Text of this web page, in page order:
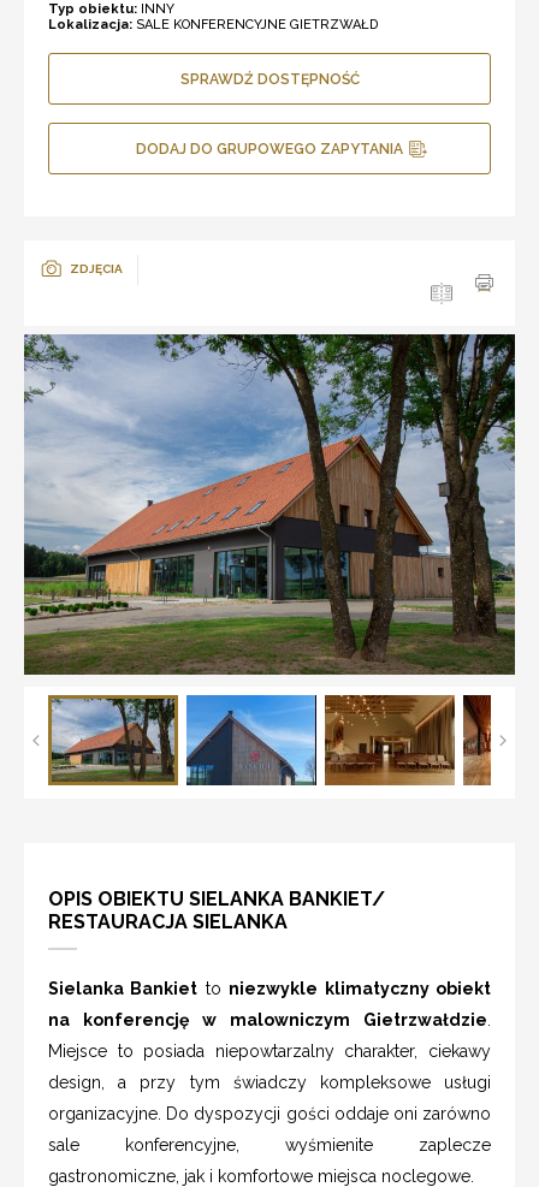
Typ obiektu: INNY
Lokalizacja: SALE KONFERENCYJNE GIETRZWAŁD
SPRAWDŹ DOSTĘPNOŚĆ
DODAJ DO GRUPOWEGO ZAPYTANIA
ZDJĘCIA
OPIS OBIEKTU SIELANKA BANKIET/
RESTAURACJA SIELANKA
Sielanka Bankiet to niezwykle klimatyczny obiekt
na konferencję w malowniczym Gietrzwałdzie
Miejsce to posiada niepowtarzalny charakter, ciekawy
design, a przy tym świadczy kompleksowe usługi
organizacyjne. Do dyspozycji gości oddaje oni zarówno
sale konferencyjne, wyśmienite zaplecze
gastronomiczne, jak i komfortowe miejsca noclegowe.